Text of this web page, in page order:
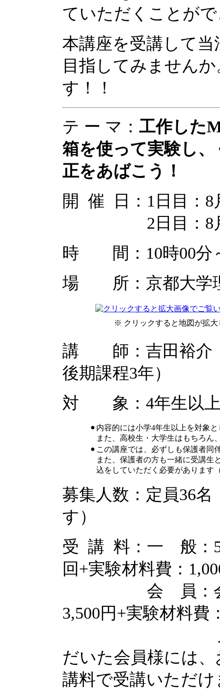
ていただくことが
本講座を受講して当
目指してみません
す！！
テ ー マ： 工作した
箱を使って実験し
正をあばこう！
開 催 日：1日目：8
2日目：8月
時 間：10時00分
場 所：京都大学
※ クリックすると地図が拡大
講 師：吉田裕介（
後期課程3年）
対 象：4年生以上
● 内容的には小学4年生以上を対象
また、高校生・大学生はもちろん
● この講座では、必ずしも保護者同
また、保護者の方も一緒に受講生
込をしていただく必要があります
募集人数：定員36
す）
受 講 料：一 般：
回+実験材料費：
会 員：会員受
3,500円+実験材料費
だいた会員様には、
講料で受講いただけ